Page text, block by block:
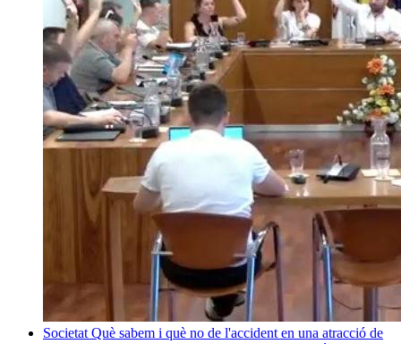
Societat Què sabem i què no de l'accident en una atracció de